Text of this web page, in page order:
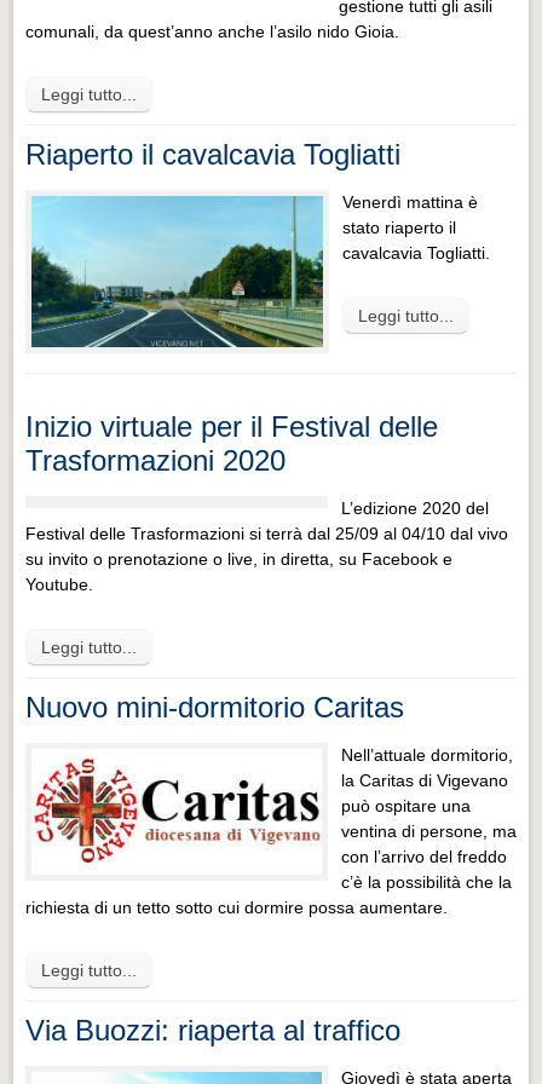
gestione tutti gli asili
comunali, da quest’anno anche l’asilo nido Gioia.
Leggi tutto...
Riaperto il cavalcavia Togliatti
Venerdì mattina è
stato riaperto il
cavalcavia Togliatti.
Leggi tutto...
Inizio virtuale per il Festival delle
Trasformazioni 2020
L’edizione 2020 del
Festival delle Trasformazioni si terrà dal 25/09 al 04/10 dal vivo
su invito o prenotazione o live, in diretta, su Facebook e
Youtube.
Leggi tutto...
Nuovo mini-dormitorio Caritas
Nell’attuale dormitorio,
la Caritas di Vigevano
può ospitare una
ventina di persone, ma
con l’arrivo del freddo
c’è la possibilità che la
richiesta di un tetto sotto cui dormire possa aumentare.
Leggi tutto...
Via Buozzi: riaperta al traffico
Giovedì è stata aperta